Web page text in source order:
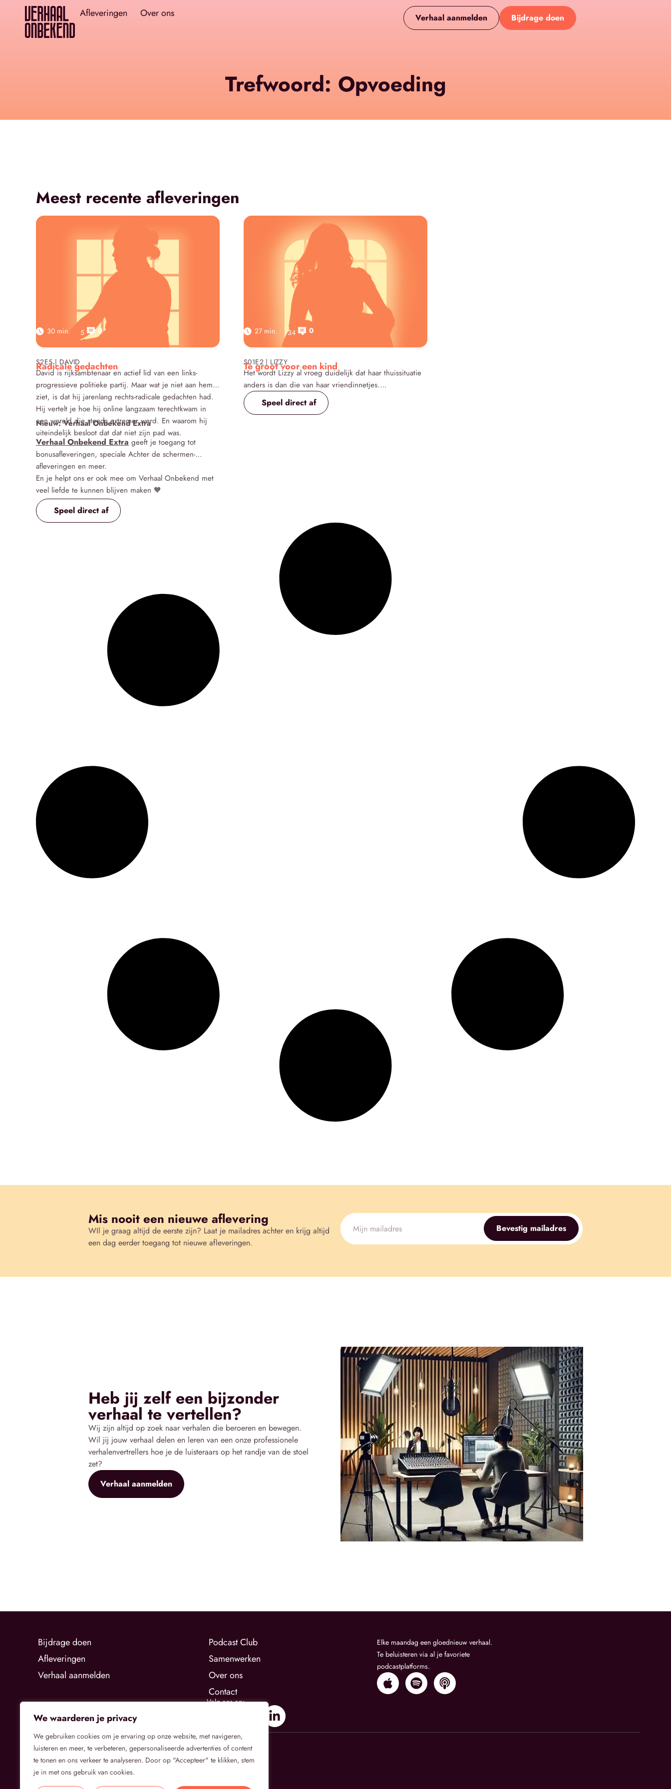
We waarderen je privacy
We gebruiken cookies om je ervaring op onze website, met navigeren,
luisteren en meer, te verbeteren, gepersonaliseerde advertenties of content
te tonen en ons verkeer te analyseren. Door op "Accepteer" te klikken, stem
je in met ons gebruik van cookies.
Afleveringen Over ons Verhaal aanmelden Bijdrage doen
Trefwoord: Opvoeding
Meest recente afleveringen
30 min. 5 0
S2E5 | DAVID
Radicale gedachten
David is rijksambtenaar en actief lid van een links-
progressieve politieke partij. Maar wat je niet aan hem
ziet, is dat hij jarenlang rechts-radicale gedachten had.
Hij vertelt je hoe hij online langzaam terechtkwam in
een wereld die steeds extremer werd. En waarom hij
uiteindelijk besloot dat dat niet zijn pad was.
Nieuw: Verhaal Onbekend Extra
Verhaal Onbekend Extra geeft je toegang tot
bonusafleveringen, speciale Achter de schermen-
afleveringen en meer.
En je helpt ons er ook mee om Verhaal Onbekend met
veel liefde te kunnen blijven maken 🧡
Speel direct af
27 min. 34 0
S01E2 | LIZZY
Te groot voor een kind
Het wordt Lizzy al vroeg duidelijk dat haar thuissituatie
anders is dan die van haar vriendinnetjes.
Met de jaren groeit niet alleen zijzelf, maar ook de
verantwoordelijkheid die op haar schouders ligt.
Speel direct af
Mis nooit een nieuwe aflevering
WIl je graag altijd de eerste zijn? Laat je mailadres achter en krijg altijd
een dag eerder toegang tot nieuwe afleveringen.
Bevestig mailadres
Heb jij zelf een bijzonder
verhaal te vertellen?
Wij zijn altijd op zoek naar verhalen die beroeren en bewegen.
Wil jij jouw verhaal delen en leren van een onze professionele
verhalenvertrellers hoe je de luisteraars op het randje van de stoel
zet?
Verhaal aanmelden
Bijdrage doen
Afleveringen
Verhaal aanmelden
Podcast Club
Samenwerken
Over ons
Contact
Volg ons op:
Elke maandag een gloednieuw verhaal.
Te beluisteren via al je favoriete
podcastplatforms.
PrivacybeleidAlgemene VoorwaardenCookietoestemming